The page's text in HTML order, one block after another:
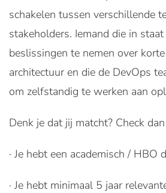
schakelen tussen verschillende
stakeholders. Iemand die in
beslissingen te nemen over
architectuur en die de DevOps
om zelfstandig te werken aan
Denk je dat jij matcht? Check
· Je hebt een academisch / HBO
· Je hebt minimaal 5 jaar